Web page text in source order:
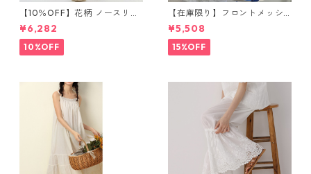
【10％OFF】花柄 ノースリー
ブワンピース 10768
¥6,282
10%OFF
【在庫限り】フロントメッシ
ュ バックパック M 2col 11170
¥5,508
15%OFF